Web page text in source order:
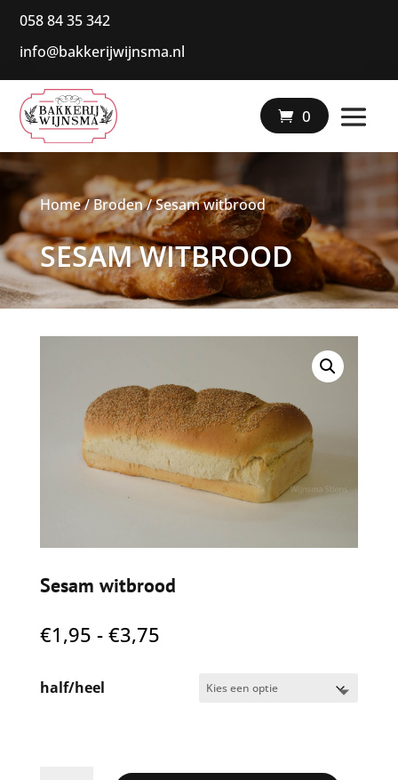
058 84 35 342
|
info@bakkerijwijnsma.nl
0
Home/Broden/ Sesam witbrood
SESAM WITBROOD
Sesam witbrood
€1,95 - €3,75Prijsklasse:
half/heel